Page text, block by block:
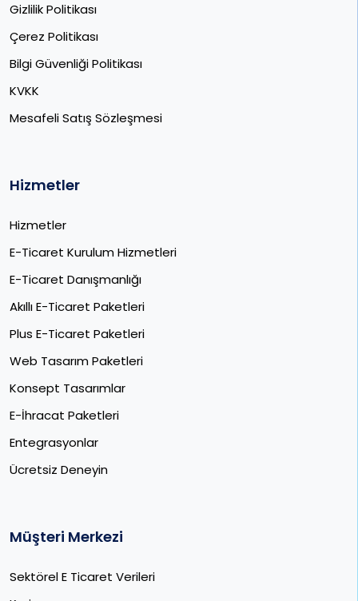
Gizlilik Politikası
Çerez Politikası
Bilgi Güvenliği Politikası
KVKK
Mesafeli Satış Sözleşmesi
Hizmetler
Hizmetler
E-Ticaret Kurulum Hizmetleri
E-Ticaret Danışmanlığı
Akıllı E-Ticaret Paketleri
Plus E-Ticaret Paketleri
Web Tasarım Paketleri
Konsept Tasarımlar
E-İhracat Paketleri​
Entegrasyonlar
Ücretsiz Deneyin
Müşteri Merkezi
Sektörel E Ticaret Verileri